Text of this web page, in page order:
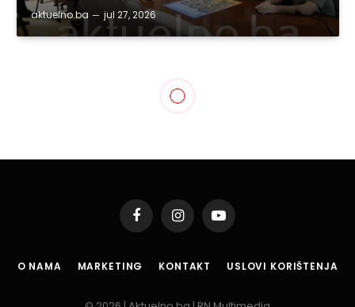
aktuelno.ba jul 27, 2026
I narednih dana snijeg i
nov 22, 2015 Updated:
Podijeli